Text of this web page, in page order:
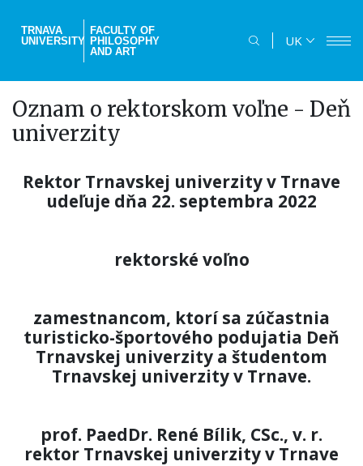
main
TRNAVA
UNIVERSITY
FACULTY OF
PHILOSOPHY
AND ART
UK
Oznam o rektorskom voľne - Deň
univerzity
Rektor Trnavskej univerzity v Trnave
udeľuje dňa 22. septembra 2022
rektorské voľno
zamestnancom, ktorí sa zúčastnia
turisticko-športového podujatia Deň
Trnavskej univerzity a študentom
Trnavskej univerzity v Trnave.
prof. PaedDr. René Bílik, CSc., v. r.
rektor Trnavskej univerzity v Trnave